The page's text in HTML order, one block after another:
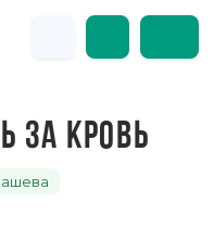
ЗА КРОВЬ